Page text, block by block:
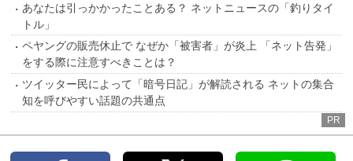
あなたは引っかかったことある？ ネットニュースの「釣りタイ
トル」
ペヤングの販売休止で なぜか「被害者」が炎上 「ネット告発」
をする際に注意すべきことは？
ツイッター民によって「暗号日記」が解読される ネットの集合
知を呼びやすい話題の共通点
PR